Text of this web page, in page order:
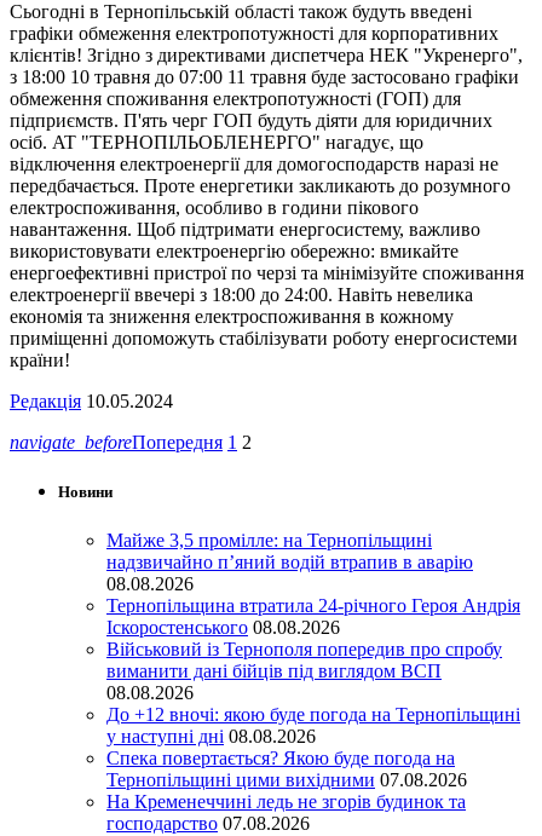
Сьогодні в Тернопільській області також будуть введені
графіки обмеження електропотужності для корпоративних
клієнтів! Згідно з директивами диспетчера НЕК "Укренерго",
з 18:00 10 травня до 07:00 11 травня буде застосовано графіки
обмеження споживання електропотужності (ГОП) для
підприємств. П'ять черг ГОП будуть діяти для юридичних
осіб. AT "ТЕРНОПІЛЬОБЛЕНЕРГО" нагадує, що
відключення електроенергії для домогосподарств наразі не
передбачається. Проте енергетики закликають до розумного
електроспоживання, особливо в години пікового
навантаження. Щоб підтримати енергосистему, важливо
використовувати електроенергію обережно: вмикайте
енергоефективні пристрої по черзі та мінімізуйте споживання
електроенергії ввечері з 18:00 до 24:00. Навіть невелика
економія та зниження електроспоживання в кожному
приміщенні допоможуть стабілізувати роботу енергосистеми
країни!
Редакція 10.05.2024
navigate_beforeПопередня 1 2
Новини
Майже 3,5 промілле: на Тернопільщині
надзвичайно п’яний водій втрапив в аварію
08.08.2026
Тернопільщина втратила 24-річного Героя Андрія
Іскоростенського 08.08.2026
Військовий із Тернополя попередив про спробу
виманити дані бійців під виглядом ВСП
08.08.2026
До +12 вночі: якою буде погода на Тернопільщині
у наступні дні 08.08.2026
Спека повертається? Якою буде погода на
Тернопільщині цими вихідними 07.08.2026
На Кременеччині ледь не згорів будинок та
господарство 07.08.2026